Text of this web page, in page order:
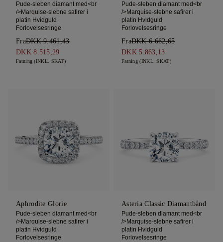
Pude-sleben diamant med<br
/>Marquise-slebne safirer i
platin Hvidguld
Forlovelsesringe
FraDKK 9.461,43
DKK 8.515,29
Fatning (INKL. SKAT)
Pude-sleben diamant med<br
/>Marquise-slebne safirer i
platin Hvidguld
Forlovelsesringe
FraDKK 6.662,65
DKK 5.863,13
Fatning (INKL. SKAT)
Aphrodite Glorie
Pude-sleben diamant med<br
/>Marquise-slebne safirer i
platin Hvidguld
Forlovelsesringe
Asteria Classic Diamantbånd
Pude-sleben diamant med<br
/>Marquise-slebne safirer i
platin Hvidguld
Forlovelsesringe